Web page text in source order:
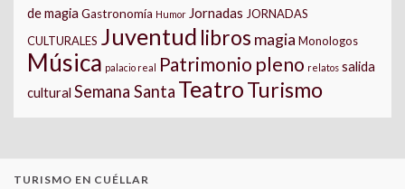
de magia Gastronomía Humor Jornadas JORNADAS
CULTURALES Juventud libros magia Monologos
Música palacio real Patrimonio pleno relatos salida
cultural Semana Santa TeatroTurismo
TURISMO EN CUÉLLAR